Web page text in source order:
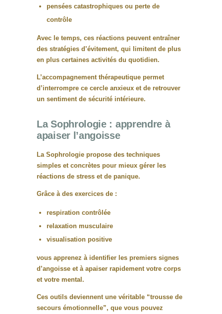
pensées catastrophiques ou perte de
contrôle
Avec le temps, ces réactions peuvent entraîner
des stratégies d’évitement, qui limitent de plus
en plus certaines activités du quotidien.
L’accompagnement thérapeutique permet
d’interrompre ce cercle anxieux et de retrouver
un sentiment de sécurité intérieure.
La Sophrologie : apprendre à
apaiser l’angoisse
La Sophrologie propose des techniques
simples et concrètes pour mieux gérer les
réactions de stress et de panique.
Grâce à des exercices de :
respiration contrôlée
relaxation musculaire
visualisation positive
vous apprenez à identifier les premiers signes
d’angoisse et à apaiser rapidement votre corps
et votre mental .
Ces outils deviennent une véritable “trousse de
secours émotionnelle”, que vous pouvez